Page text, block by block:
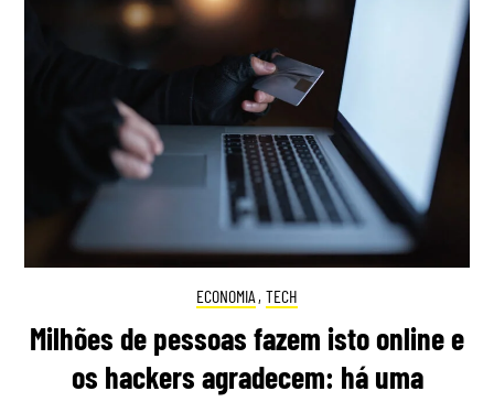
ECONOMIA , TECH
Milhões de pessoas fazem isto online e
os hackers agradecem: há uma